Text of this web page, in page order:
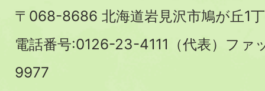
〒068-8686 北海道岩見沢市鳩が丘1
電話番号:0126-23-4111（代表）フ
9977